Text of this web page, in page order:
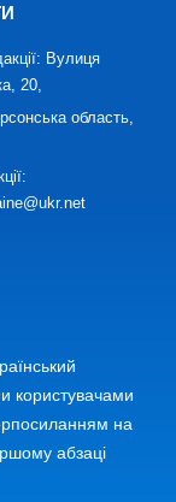
Вулиця
20,
область,
користувачами
на
абзаці